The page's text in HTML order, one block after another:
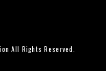
All Rights Reserved.